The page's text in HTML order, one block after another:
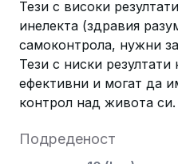
Тези с високи
инелекта (здравия
самоконтрола, нужни
Тези с ниски резултати
ефективни и могат да
контрол над живота си.
Подреденост